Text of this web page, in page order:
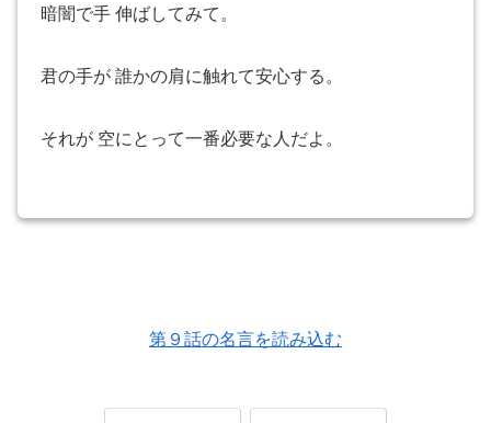
暗闇で手 伸ばしてみて。
君の手が 誰かの肩に触れて安心する。
それが 空にとって一番必要な人だよ。
第９話の名言を読み込む